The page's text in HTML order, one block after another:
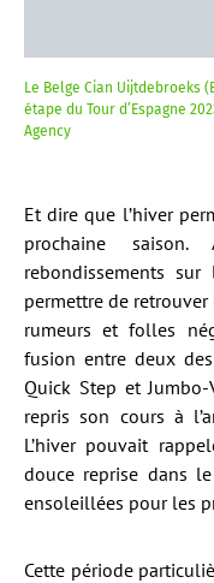
Le Belge Cian Uijtdebroeks
étape du Tour d’Espagne
Agency
Et dire que l’hiver
prochaine
rebondissements
permettre de
rumeurs et folles
fusion entre deux
Quick Step et
repris son cours à
L’hiver pouvait
douce reprise dans
ensoleillées pour les
Cette période